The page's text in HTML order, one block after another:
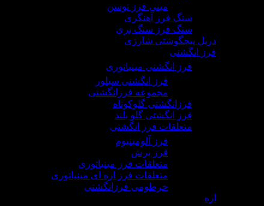
مینی فرز توسن
سنگ فرز آهنگری
سنگ فرز سنگ بری
دریل پیچگوشتی شارژی
فرز انگشتی
فرز انگشتی مینیاتوری
فرز انگشتی سیلور
مجموعه فرزانگشتی
فرزانگشتی گلوکوتاه
فرز انگشتی گلو بلند
متعلقات فرز انگشتی
فرز آلومینیوم
فرز برش
متعلقات فرز مینیاتوری
متعلقات فرز اره ای مینیاتوری
خرطومی فرزانگشتی
اره